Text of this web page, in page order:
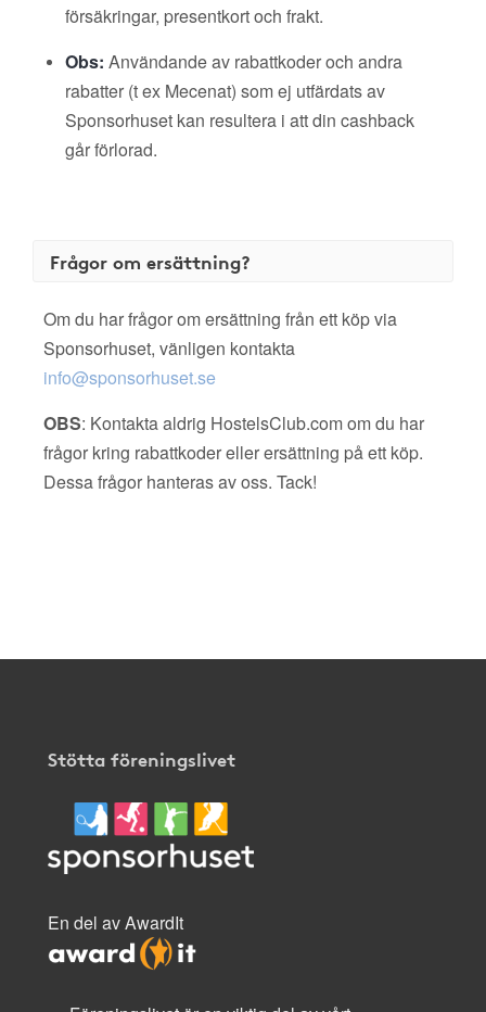
försäkringar, presentkort och frakt.
Obs: Användande av rabattkoder och andra
rabatter (t ex Mecenat) som ej utfärdats av
Sponsorhuset kan resultera i att din cashback
går förlorad.
Frågor om ersättning?
Om du har frågor om ersättning från ett köp via
Sponsorhuset, vänligen kontakta
info@sponsorhuset.se
OBS: Kontakta aldrig HostelsClub.com om du har
frågor kring rabattkoder eller ersättning på ett köp.
Dessa frågor hanteras av oss. Tack!
Stötta föreningslivet
En del av AwardIt